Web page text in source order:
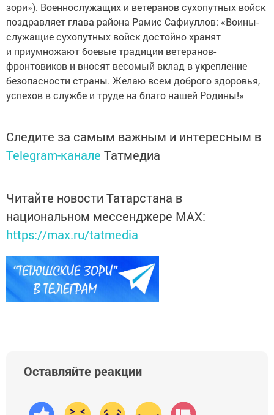
зори»). Военнослужащих и ветеранов сухопутных войск
поздравляет глава района Рамис Сафиуллов: «Воины-
служащие сухопутных войск достойно хранят
и приумножают боевые традиции ветеранов-
фронтовиков и вносят весомый вклад в укрепление
безопасности страны. Желаю всем доброго здоровья,
успехов в службе и труде на благо нашей Родины!»
Следите за самым важным и интересным в
Telegram-канале Татмедиа
Читайте новости Татарстана в
национальном мессенджере MАХ:
https://max.ru/tatmedia
Оставляйте реакции